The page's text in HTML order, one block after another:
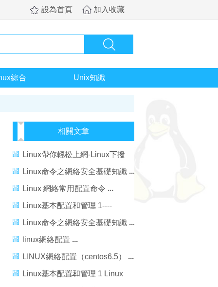
設為首頁 加入收藏
綜合 Unix知識
相關文章
Linux帶你輕松上網-Linux下撥
號網絡配置
Linux命令之網絡安全基礎知識
Linux 網絡常用配置命令
Linux基本配置和管理 1----
Linux網絡基本配置
Linux命令之網絡安全基礎知識
linux網絡配置
LINUX網絡配置（centos6.5）
Linux基本配置和管理 1 Linux